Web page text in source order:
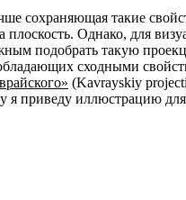
сохраняющая такие
Однако, для
подобрать такую
сходными
(Kavrayskiy
приведу иллюстрацию